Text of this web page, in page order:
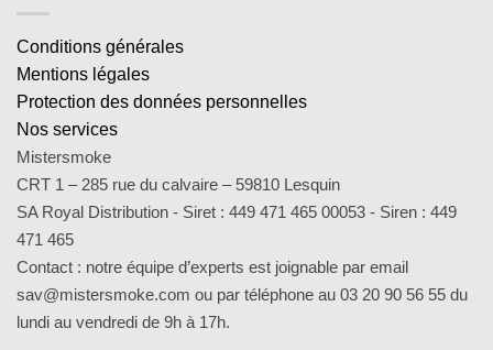
Conditions générales
Mentions légales
Protection des données personnelles
Nos services
Mistersmoke
CRT 1 – 285 rue du calvaire – 59810 Lesquin
SA Royal Distribution - Siret : 449 471 465 00053 - Siren : 449
471 465
Contact : notre équipe d’experts est joignable par email
sav@mistersmoke.com ou par téléphone au 03 20 90 56 55 du
lundi au vendredi de 9h à 17h.